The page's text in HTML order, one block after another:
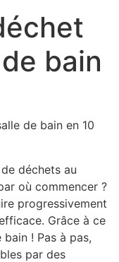
bain
de bain en 10
déchets au
où commencer ?
progressivement
Grâce à ce
! Pas à pas,
par des